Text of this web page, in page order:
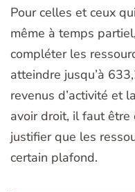
Pour celles et ceux
même à temps
compléter les
atteindre jusqu’à
revenus d’activité et
avoir droit, il faut
justifier que les
certain plafond.